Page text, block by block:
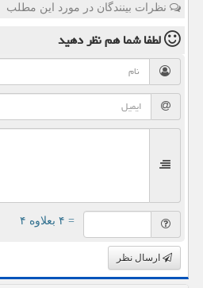
نظرات بینندگان در مورد این مطلب
لطفا شما همنظر دهید
= ۴ بعلاوه ۴
ارسال نظر